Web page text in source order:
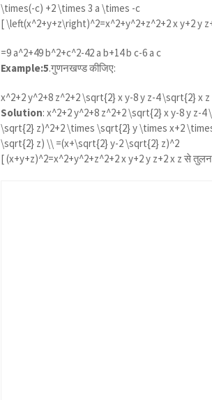
\times(-c) +2 \times 3 a \times -c
[\left(x^2+y+z\right)^2=x^2+y^2+z^2+2 x y+2 y
=9 a^2+49 b^2+c^2-42 a b+14 b c-6 a c
Example:5.गुणनखण्ड कीजिए:
x^2+2 y^2+8 z^2+2 \sqrt{2} x y-8 y z-4 \sqrt{2} x z
Solution:x^2+2 y^2+8 z^2+2 \sqrt{2} x y-8 y
\sqrt{2} z)^2+2 \times \sqrt{2} y \times x+2
\sqrt{2} z) \\ =(x+\sqrt{2} y-2 \sqrt{2} z)^2
[(x+y+z)^2=x^2+y^2+z^2+2 x y+2 y z+2 x z से